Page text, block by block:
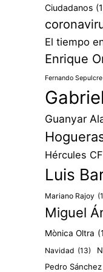
Ciudadanos
El tiempo
Enrique
Fernando Sepulcre
Guanyar
Hércules CF
Luis
Mariano Rajoy
Miguel
Mònica Oltra
Navidad (13)
Pedro Sánchez